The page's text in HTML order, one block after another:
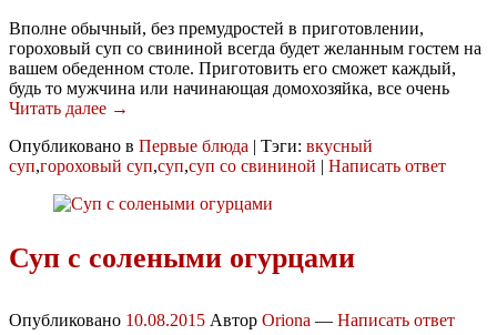
Вполне обычный, без премудростей в приготовлении,
гороховый суп со свининой всегда будет желанным гостем на
вашем обеденном столе. Приготовить его сможет каждый,
будь то мужчина или начинающая домохозяйка, все очень
Читать далее →
Опубликовано в Первые блюда | Тэги: вкусный
суп,гороховый суп,суп,суп со свининой | Написать ответ
Суп с солеными огурцами
Опубликовано 10.08.2015 Автор Oriona — Написать ответ